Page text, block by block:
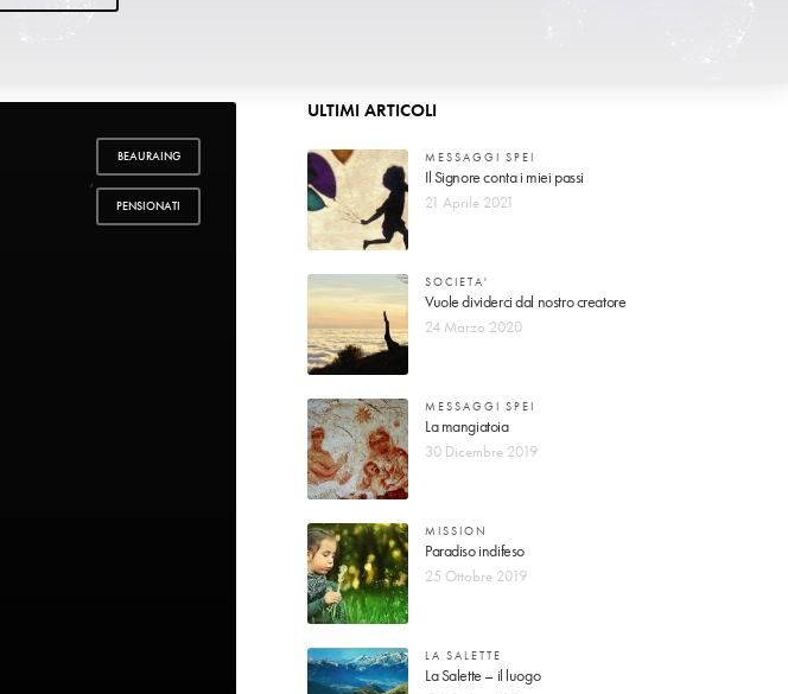
BEAURAING
,
PENSIONATI
ULTIMI ARTICOLI
MESSAGGI SPEI
Il Signore conta i miei passi
21 Aprile 2021
SOCIETA'
Vuole dividerci dal nostro creatore
24 Marzo 2020
MESSAGGI SPEI
La mangiatoia
30 Dicembre 2019
MISSION
Paradiso indifeso
25 Ottobre 2019
LA SALETTE
La Salette – il luogo